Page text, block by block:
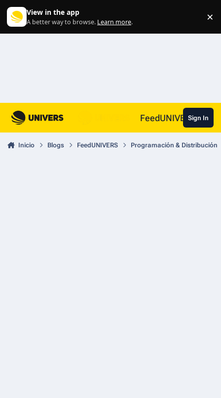
View in the app
A better way to browse. Learn more. ×
FeedUNIVERSSign In
Inicio Blogs FeedUNIVERS Programación & Distribución